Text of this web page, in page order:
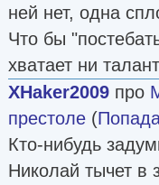
ней нет, одна
Что бы
хватает ни
XHaker2009 про
престоле (
Кто-нибудь
Николай тычет в